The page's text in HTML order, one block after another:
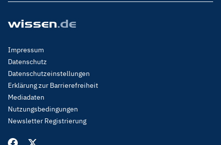
Footer
Menu
Legal
Impressum
Datenschutz
Datenschutzeinstellungen
Erklärung zur Barrierefreiheit
Mediadaten
Nutzungsbedingungen
Newsletter Registrierung